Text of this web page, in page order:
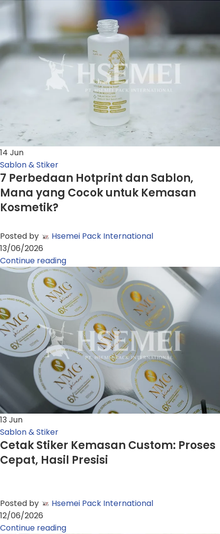
14 Jun
Sablon & Stiker
7 Perbedaan Hotprint dan Sablon,
Mana yang Cocok untuk Kemasan
Kosmetik?
Posted by
Hsemei Pack International
13/06/2026
Continue reading
13 Jun
Sablon & Stiker
Cetak Stiker Kemasan Custom: Proses
Cepat, Hasil Presisi
Posted by
Hsemei Pack International
12/06/2026
Continue reading